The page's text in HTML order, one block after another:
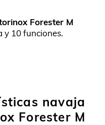
Forester M
y 10 funciones.
navaja
Forester M